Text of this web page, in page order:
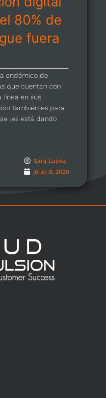
80% de
fuera
endémico de
que cuentan con
línea en sus
también es para
les está dando
Sara Lopez
junio 8, 2026